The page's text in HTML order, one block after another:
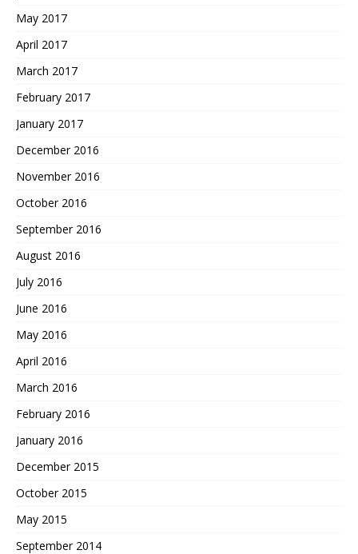
May 2017
April 2017
March 2017
February 2017
January 2017
December 2016
November 2016
October 2016
September 2016
August 2016
July 2016
June 2016
May 2016
April 2016
March 2016
February 2016
January 2016
December 2015
October 2015
May 2015
September 2014